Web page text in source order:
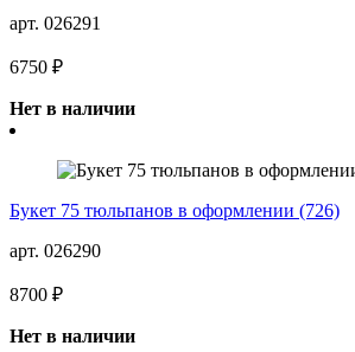
арт. 026291
6750 ₽
Нет в наличии
Букет 75 тюльпанов в оформлении (726)
арт. 026290
8700 ₽
Нет в наличии